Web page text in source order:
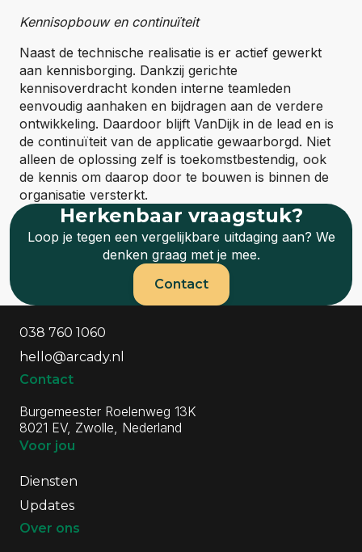
Kennisopbouw en continuïteit
Naast de technische realisatie is er actief gewerkt
aan kennisborging. Dankzij gerichte
kennisoverdracht konden interne teamleden
eenvoudig aanhaken en bijdragen aan de verdere
ontwikkeling. Daardoor blijft VanDijk in de lead en is
de continuïteit van de applicatie gewaarborgd. Niet
alleen de oplossing zelf is toekomstbestendig, ook
de kennis om daarop door te bouwen is binnen de
organisatie versterkt.
Herkenbaar vraagstuk?
Loop je tegen een vergelijkbare uitdaging aan? We
denken graag met je mee.
Contact
038 760 1060
hello@arcady.nl
Contact
Burgemeester Roelenweg 13K
8021 EV, Zwolle, Nederland
Voor jou
Diensten
Updates
Over ons